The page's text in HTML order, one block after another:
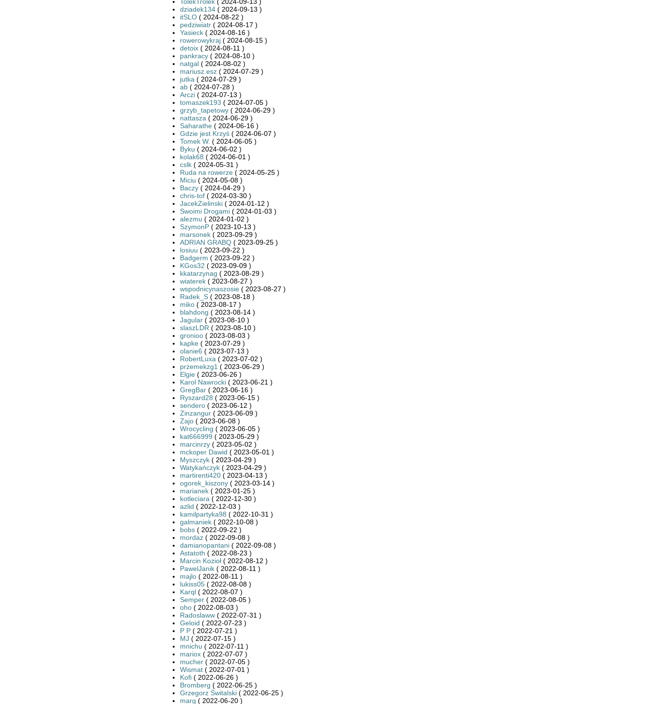
dziadek134( 2024-09-13 )
itSLO( 2024-08-22 )
pedziwiatr( 2024-08-17 )
Yasieck( 2024-08-16 )
rowerowykraj( 2024-08-15 )
detoix( 2024-08-11 )
pankracy( 2024-08-10 )
natgal( 2024-08-02 )
mariusz.esz( 2024-07-29 )
jutka ( 2024-07-29 )
ab( 2024-07-28 )
Arczi( 2024-07-13 )
tomaszek193 ( 2024-07-05 )
grzyb_tapetowy( 2024-06-29 )
nattasza ( 2024-06-29 )
Saharathe( 2024-06-16 )
Gdzie jest Krzyś( 2024-06-07 )
Tomek W. ( 2024-06-05 )
Byku ( 2024-06-02 )
kolak68 ( 2024-06-01 )
cslk( 2024-05-31 )
Ruda na rowerze( 2024-05-25 )
Miciu ( 2024-05-08 )
Baczy( 2024-04-29 )
chris-tof( 2024-03-30 )
JacekZielinski( 2024-01-12 )
Swoimi Drogami( 2024-01-03 )
alezmu ( 2024-01-02 )
SzymonP( 2023-10-13 )
marsonek( 2023-09-29 )
ADRIAN GRABQ( 2023-09-25 )
losiuu ( 2023-09-22 )
Badgerm ( 2023-09-22 )
KGos32 ( 2023-09-09 )
kkatarzynag ( 2023-08-29 )
wiaterek( 2023-08-27 )
wspodnicynaszosie( 2023-08-27 )
Radek_S( 2023-08-18 )
miko( 2023-08-17 )
blahdong ( 2023-08-14 )
Jagular( 2023-08-10 )
slaszLDR ( 2023-08-10 )
gronioo( 2023-08-03 )
kapke( 2023-07-29 )
olanie6 ( 2023-07-13 )
RobertLuxa ( 2023-07-02 )
przemekzg1 ( 2023-06-29 )
Elgie( 2023-06-26 )
Karol Nawrocki( 2023-06-21 )
GregBar( 2023-06-16 )
Ryszard28 ( 2023-06-15 )
sendero( 2023-06-12 )
Zinzangur( 2023-06-09 )
Zajo( 2023-06-08 )
Wrocycling ( 2023-06-05 )
kat666999 ( 2023-05-29 )
marcinrzy( 2023-05-02 )
mckoper Dawid ( 2023-05-01 )
Myszczyk( 2023-04-29 )
Watykańczyk( 2023-04-29 )
martirenti420( 2023-04-13 )
ogorek_kiszony( 2023-03-14 )
marianek( 2023-01-25 )
kotleciara ( 2022-12-30 )
azlid ( 2022-12-03 )
kamilpartyka98 ( 2022-10-31 )
galmaniek( 2022-10-08 )
bobs( 2022-09-22 )
mordaz( 2022-09-08 )
damianopantani( 2022-09-08 )
Astatoth ( 2022-08-23 )
Marcin Kozioł( 2022-08-12 )
PawelJanik( 2022-08-11 )
majlo( 2022-08-11 )
lukiss05( 2022-08-08 )
Karql( 2022-08-07 )
Semper( 2022-08-05 )
oho( 2022-08-03 )
Radoslaww( 2022-07-31 )
Geloid ( 2022-07-23 )
P P( 2022-07-21 )
MJ ( 2022-07-15 )
mnichu ( 2022-07-11 )
mariox( 2022-07-07 )
mucher( 2022-07-05 )
Wismat( 2022-07-01 )
Kofi( 2022-06-26 )
Bromberg ( 2022-06-25 )
Grzegorz Świtalski( 2022-06-25 )
marg ( 2022-06-20 )